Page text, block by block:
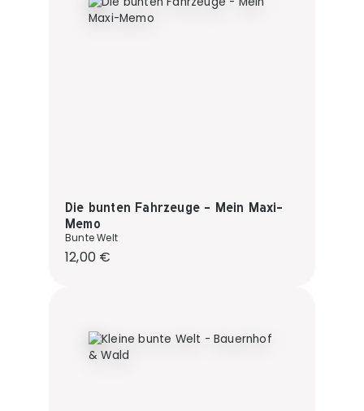
Die bunten Fahrzeuge - Mein Maxi-
Memo
Bunte Welt
Regulärer Preis:
12,00 €